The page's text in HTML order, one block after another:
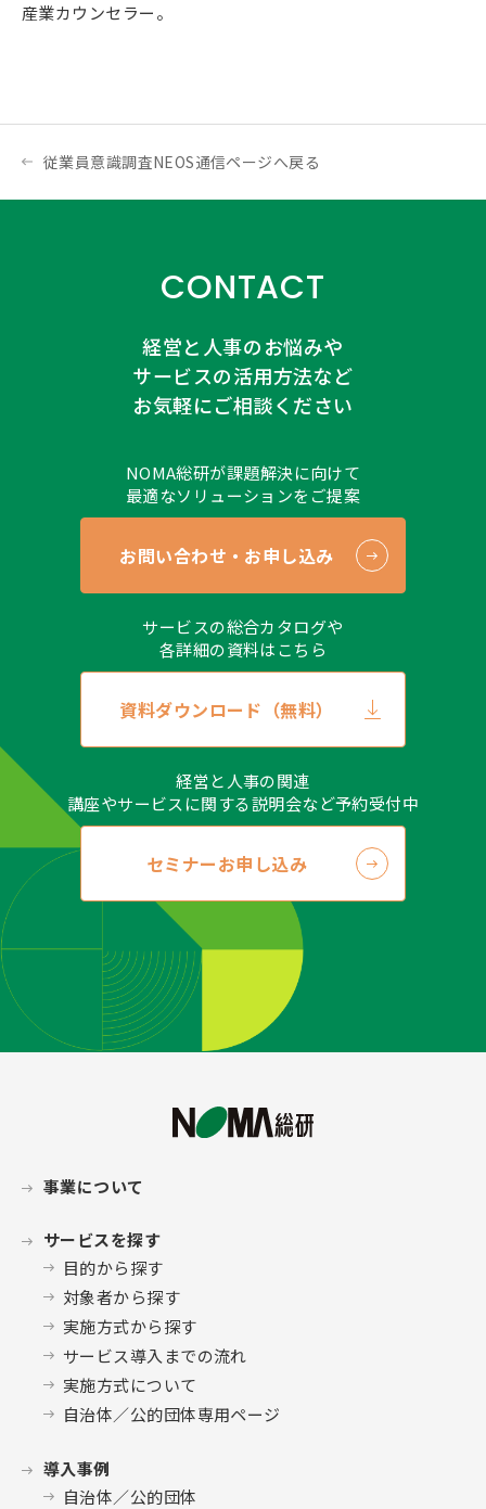
産業カウンセラー。
従業員意識調査NEOS通信ページへ戻る
CONTACT
経営と人事のお悩みや
サービスの活用方法など
お気軽にご相談ください
NOMA総研が課題解決に向けて
最適なソリューションをご提案
お問い合わせ・お申し込み
サービスの総合カタログや
各詳細の資料はこちら
資料ダウンロード（無料）
経営と人事の関連
講座やサービスに関する説明会など予約受付中
セミナーお申し込み
事業について
サービスを探す
目的から探す
対象者から探す
実施方式から探す
サービス導入までの流れ
実施方式について
自治体／公的団体専用ページ
導入事例
自治体／公的団体